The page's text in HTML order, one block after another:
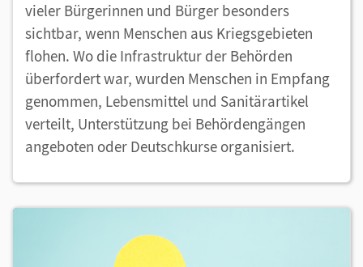
vieler Bürgerinnen und Bürger besonders
sichtbar, wenn Menschen aus Kriegsgebieten
flohen. Wo die Infrastruktur der Behörden
überfordert war, wurden Menschen in Empfang
genommen, Lebensmittel und Sanitärartikel
verteilt, Unterstützung bei Behördengängen
angeboten oder Deutschkurse organisiert.